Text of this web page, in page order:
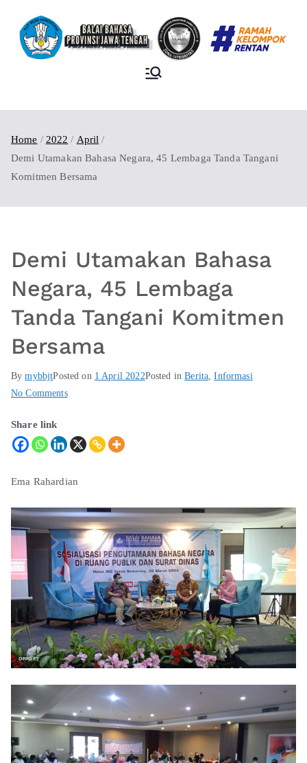
TENGAH
Home 2022
April
Demi Utamakan Bahasa Negara, 45 Lembaga Tanda Tangani
Komitmen Bersama
Demi Utamakan Bahasa
Negara, 45 Lembaga
Tanda Tangani Komitmen
Bersama
BymybbjtPosted on 1 April 2022Posted inBerita ,Informasi
No Comments
Share link
Ema Rahardian